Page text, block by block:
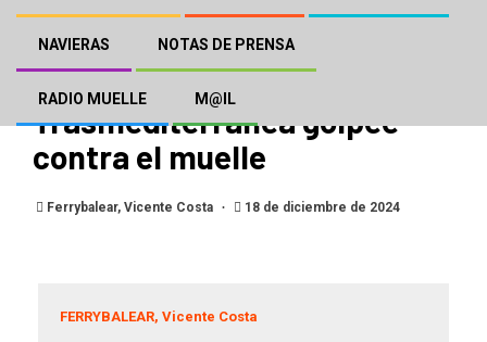
NAVIERAS NOTAS DE PRENSA
RADIO MUELLE M@IL
El viento provoca que el
«Ciudad de Ibiza» de
Trasmediterránea golpee
contra el muelle
Ferrybalear, Vicente Costa 18 de diciembre de 2024
FERRYBALEAR, Vicente Costa